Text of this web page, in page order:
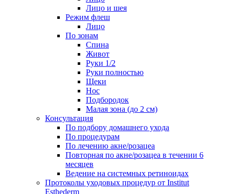
Лицо и шея
Режим флеш
Лицо
По зонам
Спина
Живот
Руки 1/2
Руки полностью
Щеки
Нос
Подбородок
Малая зона (до 2 см)
Консультация
По подбору домашнего ухода
По процедурам
По лечению акне/розацеа
Повторная по акне/розацеа в течении 6
месяцев
Ведение на системных ретиноидах
Протоколы уходовых процедур от Institut
Esthederm